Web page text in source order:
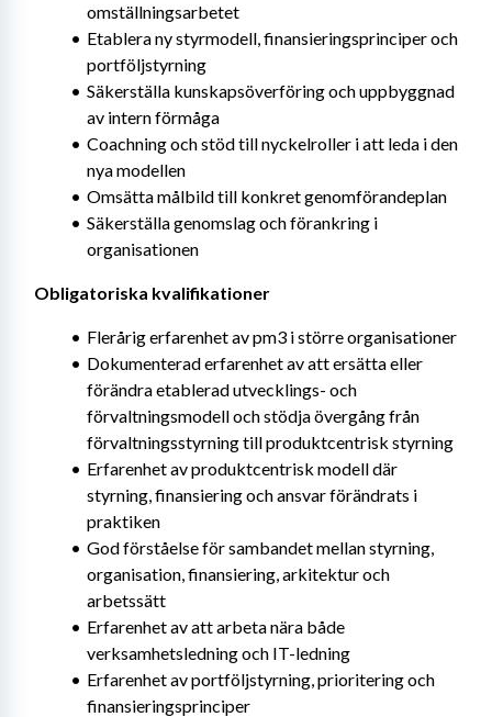
omställningsarbetet
Etablera ny styrmodell, finansieringsprinciper och
portföljstyrning
Säkerställa kunskapsöverföring och uppbyggnad
av intern förmåga
Coachning och stöd till nyckelroller i att leda i den
nya modellen
Omsätta målbild till konkret genomförandeplan
Säkerställa genomslag och förankring i
organisationen
Obligatoriska kvalifikationer
Flerårig erfarenhet av pm3 i större organisationer
Dokumenterad erfarenhet av att ersätta eller
förändra etablerad utvecklings- och
förvaltningsmodell och stödja övergång från
förvaltningsstyrning till produktcentrisk styrning
Erfarenhet av produktcentrisk modell där
styrning, finansiering och ansvar förändrats i
praktiken
God förståelse för sambandet mellan styrning,
organisation, finansiering, arkitektur och
arbetssätt
Erfarenhet av att arbeta nära både
verksamhetsledning och IT-ledning
Erfarenhet av portföljstyrning, prioritering och
finansieringsprinciper